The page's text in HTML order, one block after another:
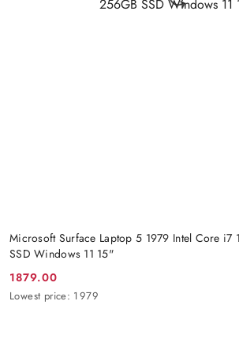
Microsoft Surface Laptop 5 1979 Intel Core i7
SSD Windows 11 15"
Promotion
price:
1879.00
Lowest
Lowest price: 1979